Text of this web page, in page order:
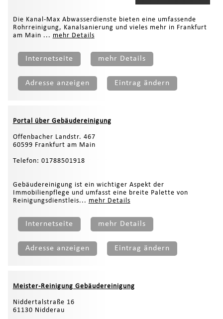
Die Kanal-Max Abwasserdienste bieten eine umfassende
Rohrreinigung, Kanalsanierung und vieles mehr in Frankfurt
am Main ... mehr Details
Internetseite mehr Details
Adresse anzeigen Eintrag ändern
Portal über Gebäudereinigung
Offenbacher Landstr. 467
60599 Frankfurt am Main
Telefon: 01788501918
Gebäudereinigung ist ein wichtiger Aspekt der
Immobilienpflege und umfasst eine breite Palette von
Reinigungsdienstleis... mehr Details
Internetseite mehr Details
Adresse anzeigen Eintrag ändern
Meister-Reinigung Gebäudereinigung
Niddertalstraße 16
61130 Nidderau